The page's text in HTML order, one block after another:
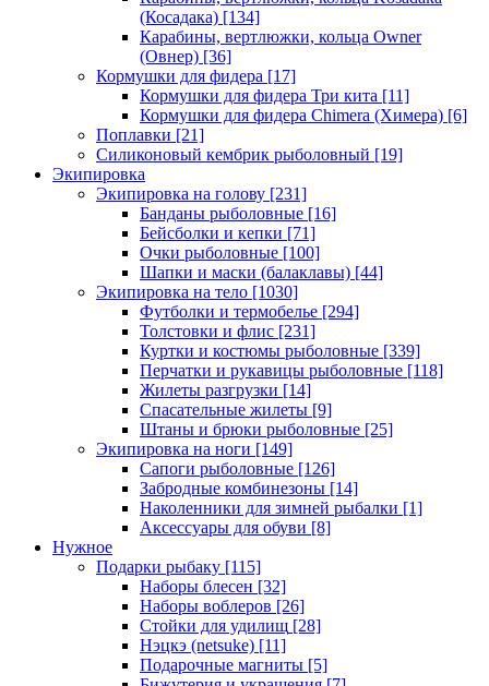
(Косадака) [134]
Карабины, вертлюжки, кольца Owner
(Овнер) [36]
Кормушки для фидера [17]
Кормушки для фидера Три кита [11]
Кормушки для фидера Chimera (Химера) [6]
Поплавки [21]
Силиконовый кембрик рыболовный [19]
Экипировка
Экипировка на голову [231]
Банданы рыболовные [16]
Бейсболки и кепки [71]
Очки рыболовные [100]
Шапки и маски (балаклавы) [44]
Экипировка на тело [1030]
Футболки и термобелье [294]
Толстовки и флис [231]
Куртки и костюмы рыболовные [339]
Перчатки и рукавицы рыболовные [118]
Жилеты разгрузки [14]
Спасательные жилеты [9]
Штаны и брюки рыболовные [25]
Экипировка на ноги [149]
Сапоги рыболовные [126]
Забродные комбинезоны [14]
Наколенники для зимней рыбалки [1]
Аксессуары для обуви [8]
Нужное
Подарки рыбаку [115]
Наборы блесен [32]
Наборы воблеров [26]
Стойки для удилищ [28]
Нэцкэ (netsuke) [11]
Подарочные магниты [5]